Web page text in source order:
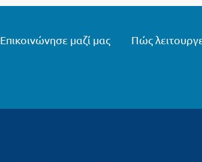
Επικοινώνησε μαζί μας Πώς